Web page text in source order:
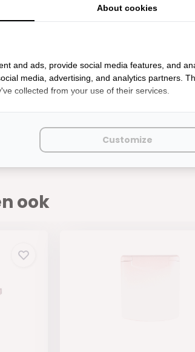
Op voorraad: werkdagen
ook
About cookies
and ads, provide social media features, and
media, advertising, and analytics partners.
collected from your use of their services.
Customize